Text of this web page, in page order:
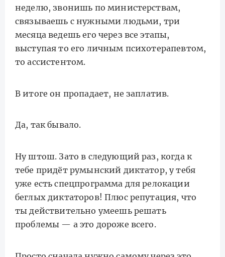
неделю, звонишь по министерствам,
связываешь с нужными людьми, три
месяца ведешь его через все этапы,
выступая то его личным психотерапевтом,
то ассистентом.
В итоге он пропадает, не заплатив.
Да, так бывало.
Ну штош. Зато в следующий раз, когда к
тебе придёт румынский диктатор, у тебя
уже есть спецпрограмма для релокации
беглых диктаторов! Плюс репутация, что
ты действительно умеешь решать
проблемы — а это дороже всего.